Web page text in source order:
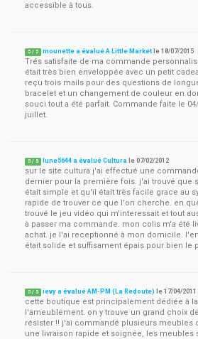
accessible à tous.
5 / 5 mounette a évalué A Little Market le18/07/2015
Trés satisfaite de ma commande
était très bien enveloppée avec un petit
reçu trois mails pour des questions de
bracelet et un changement de couleur en
souci tout a été parfait. Commande faite le
juillet.
5 / 5 lune5644 a évalué Cultura le07/02/2012
sur le site cultura j'ai effectué une
dernier pour la première fois. j'ai trouvé que
était simple et qu'il était très facile grace au
rapide de trouver ce que l'on cherche. en
trouvé le jeu vidéo qui m'interessait et tout
à passer ma commande. mon colis m'a été
achat. je l'ai receptionné à mon domicile.
était solide et suffisament épais pour bien le
5 / 5 ievy a évalué AM-PM (La Redoute) le17/04/2011
cette boutique est principalement dédiée à
l'ameublement. on y trouve un grand choix
résister !! j'ai commandé plusieurs meubles
une livraison rapide et soignée, les meubles